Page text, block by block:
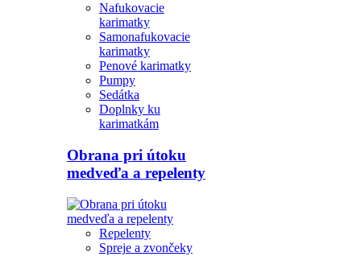
Nafukovacie
karimatky
Samonafukovacie
karimatky
Penové karimatky
Pumpy
Sedátka
Doplnky ku
karimatkám
Obrana pri útoku
medveďa a repelenty
Repelenty
Spreje a zvončeky